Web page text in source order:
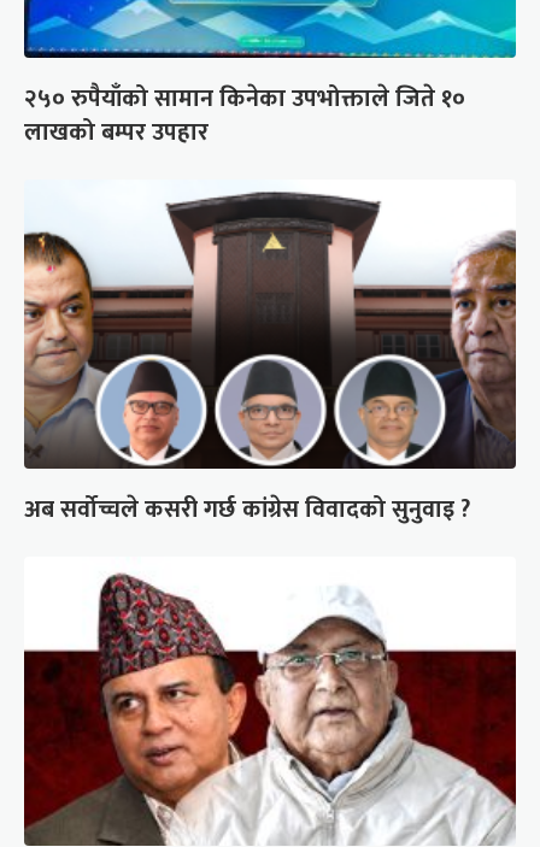
२५० रुपैयाँको सामान किनेका उपभोक्ताले जिते १०
लाखको बम्पर उपहार
अब सर्वोच्चले कसरी गर्छ कांग्रेस विवादको सुनुवाइ ?